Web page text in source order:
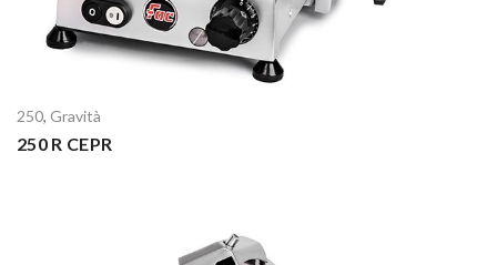
250, Gravità
250 R CEPR